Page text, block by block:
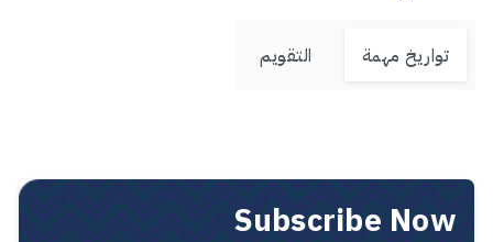
تواريخ مهمة التقويم
Subscribe Now